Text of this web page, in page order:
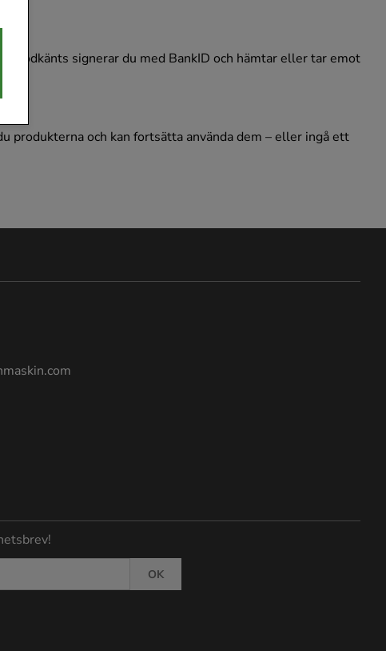
godkänts signerar du med BankID och hämtar eller tar emot
produkterna och kan fortsätta använda dem – eller ingå ett
OK